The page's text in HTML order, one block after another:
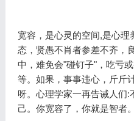
宽容，是心灵的空间,是心
态，贤愚不肖者参差不齐，
中，难免会"碰钉子"，吃亏
等。如果，事事违心，斤斤
呀。心理学家一再告诫人们:
己。你宽容了，你就是智者。